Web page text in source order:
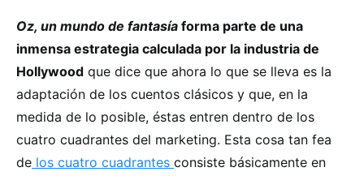
Oz, un mundo de fantasía forma parte de una
inmensa estrategia calculada por la industria de
Hollywood que dice que ahora lo que se lleva es la
adaptación de los cuentos clásicos y que, en la
medida de lo posible, éstas entren dentro de los
cuatro cuadrantes del marketing. Esta cosa tan fea
de los cuatro cuadrantes consiste básicamente en